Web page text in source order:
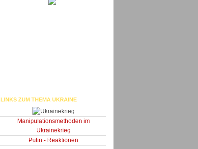
LINKS ZUM THEMA UKRAINE
Manipulationsmethoden im
Ukrainekrieg
Putin - Reaktionen